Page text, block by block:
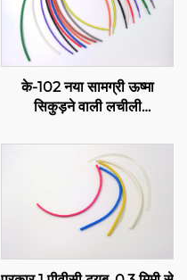
के-102 नया सामग्री ऊष्मा
सिकुड़ने वाली लचीली
विद्युत रोधन सुरक्षा, 1-80 मिमी